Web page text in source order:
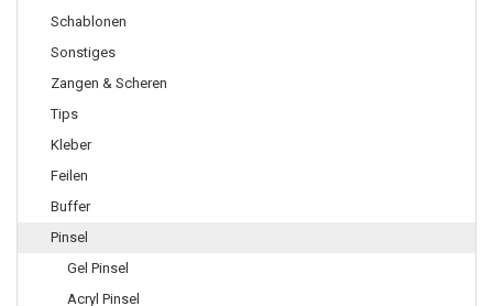
Schablonen
Sonstiges
Zangen & Scheren
Tips
Kleber
Feilen
Buffer
Pinsel
Gel Pinsel
Acryl Pinsel